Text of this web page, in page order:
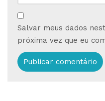
Salvar meus dados
próxima vez que eu